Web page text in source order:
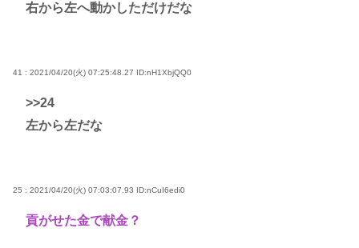
右から左へ動かしただけだな
41 : 2021/04/20(火) 07:25:48.27 ID:nH1XbjQQ0
>>24
左から左だな
25 : 2021/04/20(火) 07:03:07.93 ID:nCuI6edi0
貢がせた金で献金？